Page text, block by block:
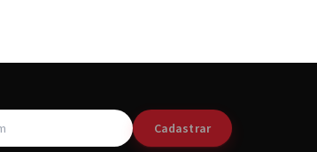
Cadastrar